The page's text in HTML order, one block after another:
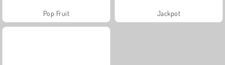
Pop Fruit Jackpot